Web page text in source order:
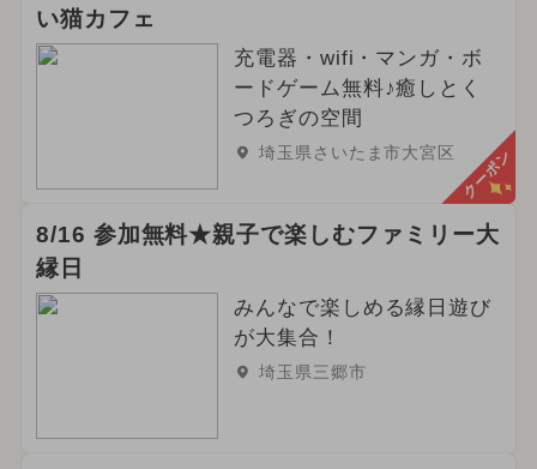
い猫カフェ
充電器・wifi・マンガ・ボ
ードゲーム無料♪癒しとく
つろぎの空間
埼玉県さいたま市大宮区 クーポン
8/16 参加無料★親子で楽しむファミリー大
縁日
みんなで楽しめる縁日遊び
が大集合！
埼玉県三郷市